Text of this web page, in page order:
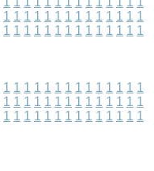
1 1 1 1 1 1 1 1 1 1 1 1 1 1
1 1 1 1 1 1 1 1 1 1 1 1 1 1
1 1 1 1 1 1 1 1 1 1 1 1 1 1
1 1 1 1 1 1 1 1 1 1 1 1 1 1
1 1 1 1 1 1 1 1 1 1 1 1 1 1